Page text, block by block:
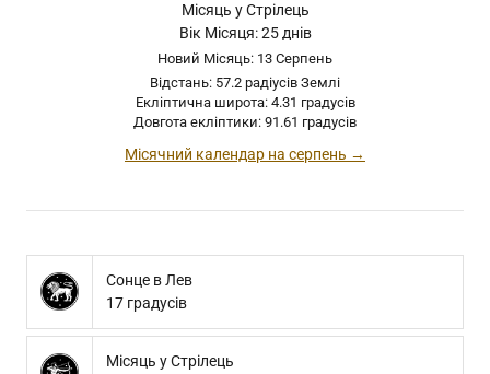
Місяць у Стрілець
Вік Місяця: 25 днів
Новий Місяць: 13 Серпень
Відстань: 57.2 радіусів Землі
Екліптична широта: 4.31 градусів
Довгота екліптики: 91.61 градусів
Місячний календар на серпень →
Сонце в Лев
17 градусів
Місяць у Стрілець